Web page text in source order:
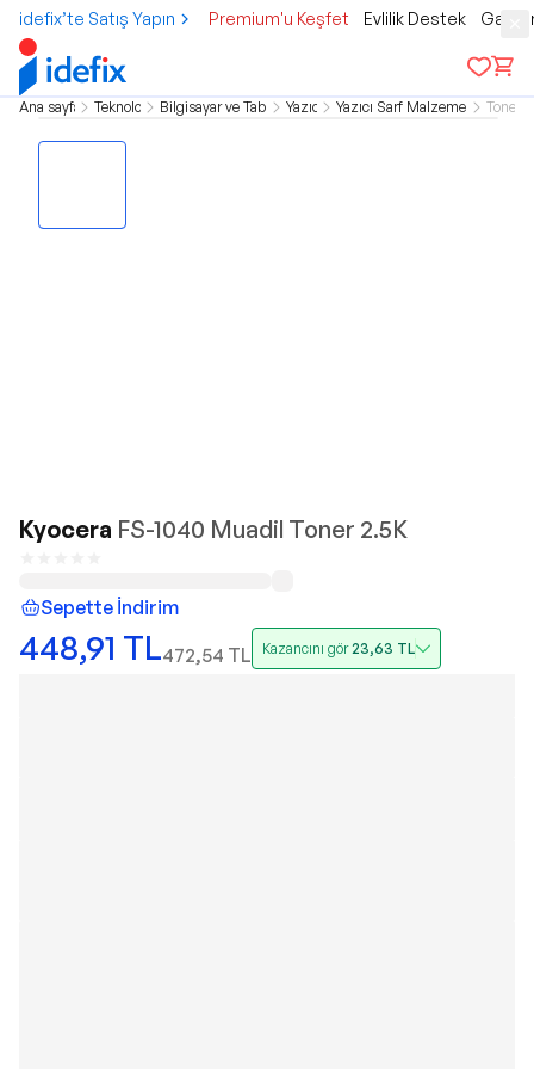
idefix’te Satış Yapın Premium'u Keşfet Evlilik Destek
Ana sayfa Teknoloji Bilgisayar ve Tablet Yazıcı Yazıcı Sarf Malzemeleri Toner
Kyocera FS-1040 Muadil Toner 2.5K
Sepette İndirim
448,91 TL472,54 TL Kazancını gör23,63 TL